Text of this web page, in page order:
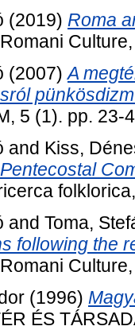
(2019) Roma
(2007)A
5 (1). pp. 23-
and Kiss,
and Toma,
following the
(1996)
ÉS